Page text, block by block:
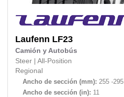
Laufenn LF23
Camión y Autobús
Steer
All-Position
Regional
Ancho de sección (mm): 255 -295
Ancho de sección (in): 11